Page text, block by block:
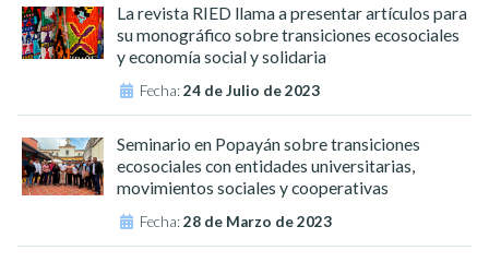
La revista RIED llama a presentar artículos para
su monográfico sobre transiciones ecosociales
y economía social y solidaria
Fecha:24 de Julio de 2023
Seminario en Popayán sobre transiciones
ecosociales con entidades universitarias,
movimientos sociales y cooperativas
Fecha:28 de Marzo de 2023